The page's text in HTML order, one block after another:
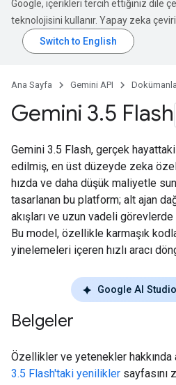
Google, içerikleri tercih ettiğiniz dile
teknolojisini kullanır. Yapay zeka
Ana Sayfa Gemini API
Gemini 3.5 Flash
Gemini 3.5 Flash, gerçek
edilmiş, en üst düzeyde zeka
hızda ve daha düşük maliyetle
tasarlanan bu platform; alt ajan
akışları ve uzun vadeli görevlerde
Bu model, özellikle karmaşık
yinelemeleri içeren hızlı aracı
Google AI
Belgeler
Özellikler ve yetenekler hakkında
3.5 Flash'taki yenilikler sayfasını